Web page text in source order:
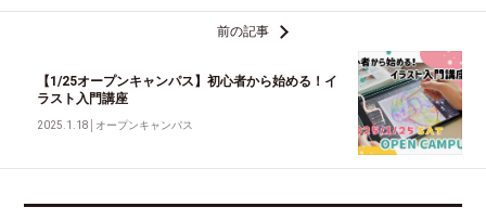
前の記事
【1/25オープンキャンパス】初心者から始める！イ
ラスト入門講座
2025.1.18 オープンキャンパス